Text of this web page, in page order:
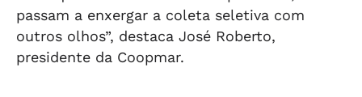
passam a enxergar a coleta seletiva com
outros olhos”, destaca José Roberto,
presidente da Coopmar.